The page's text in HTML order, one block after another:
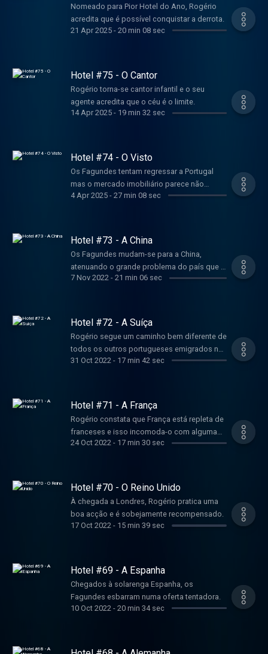
Nomeado para Pior Hotel do Ano, Rogério
acredita que é possível conquistar a derrota.
21 Apr 2025- 20 min 08 sec
Hotel #75 - O Cantor
Rogério torna-se cantor infantil e o seu
agente acredita que o céu é o limite.
14 Apr 2025- 19 min 32 sec
Hotel #74 - O Visto
Os Fagundes tentam regressar a Portugal
mas o mercado imobiliário parece não
querer colaborar.
4 Apr 2025- 27 min 08 sec
Hotel #73 - A China
Os Fagundes mudam-se para a China,
atenuando o grande problema do país que é,
como sabemos, falta de população.
7 Nov 2022- 21 min 06 sec
Hotel #72 - A Suíça
Rogério segue um caminho bem diferente de
todos os outros portugueses emigrados na
Suíça.
31 Oct 2022 - 17 min 42 sec
Hotel #71 - A França
Rogério constata que França está repleta de
franceses e isso incomoda-o com alguma
severidade.
24 Oct 2022- 17 min 30 sec
Hotel #70 - O Reino Unido
À chegada a Londres, Rogério pratica uma
boa acção e é sobejamente recompensado.
17 Oct 2022- 15 min 39 sec
Hotel #69 - A Espanha
Chegados à solarenga Espanha, os
Fagundes esbarram numa oferta tentadora.
10 Oct 2022 - 20 min 34 sec